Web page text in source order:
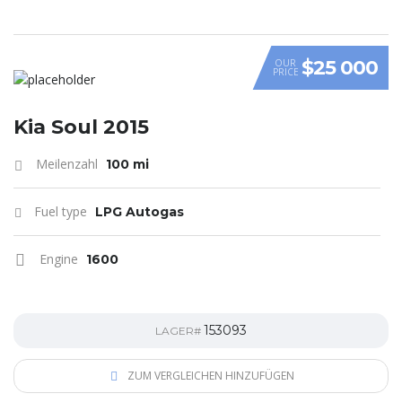
VIDEO
OUR
PRICE $25 000
Kia Soul 2015
Meilenzahl 100 mi
Fuel type LPG Autogas
Engine 1600
LAGER# 153093
ZUM VERGLEICHEN HINZUFÜGEN